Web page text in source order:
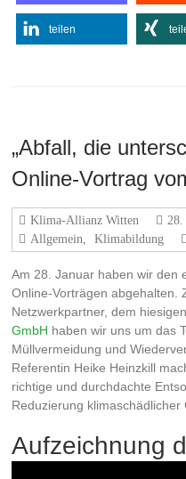
teilen
„Abfall, die
Online-Vortrag
Klima-Allianz Witten
28.
Allgemein, Klimabildung
Am 28. Januar haben wir den
Online-Vorträgen abgehalten.
Netzwerkpartner, dem
GmbH haben wir uns um das
Müllvermeidung und
Referentin Heike Heinzkill
richtige und durchdachte
Reduzierung klimaschädlicher
Aufzeichnung